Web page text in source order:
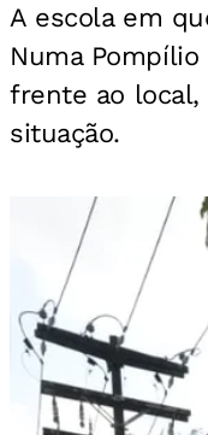
A escola em
Numa
frente ao local,
situação.